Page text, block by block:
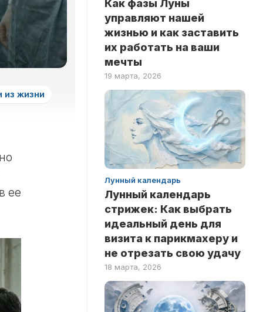
ЛЮБОВЬ
ЭРУДИЦИЮ
ЗНАМЕНИТОСТЯМ
ФИЛЬМАМ
ЗДОРОВЬЕ
РИТУАЛЫ
из жизни
ее
Как фазы Луны
управляют нашей
жизнью и как заставить
их работать на ваши
мечты
19 марта, 2026
Лунный календарь
Лунный календарь
стрижек: Как выбрать
идеальный день для
визита к парикмахеру и
не отрезать свою удачу
18 марта, 2026